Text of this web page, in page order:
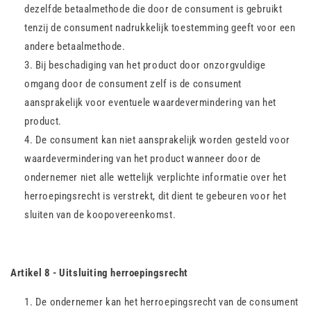
dezelfde betaalmethode die door de consument is gebruikt
tenzij de consument nadrukkelijk toestemming geeft voor een
andere betaalmethode.
Bij beschadiging van het product door onzorgvuldige
omgang door de consument zelf is de consument
aansprakelijk voor eventuele waardevermindering van het
product.
De consument kan niet aansprakelijk worden gesteld voor
waardevermindering van het product wanneer door de
ondernemer niet alle wettelijk verplichte informatie over het
herroepingsrecht is verstrekt, dit dient te gebeuren voor het
sluiten van de koopovereenkomst.
Artikel 8 - Uitsluiting herroepingsrecht
De ondernemer kan het herroepingsrecht van de consument